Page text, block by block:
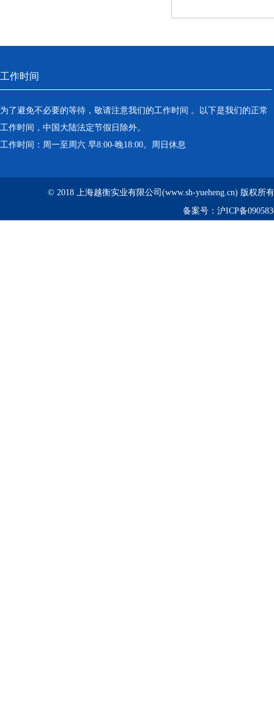
工作时间
为了避免不必要的等待，敬请注意我们的工作时间 。以下是我们的正常
工作时间，中国大陆法定节假日除外。
工作时间：周一至周六 早8:00-晚18:00。周日休息
© 2018 上海越衡实业有限公司(www.sh-yueheng.cn) 版权所
备案号： 沪ICP备